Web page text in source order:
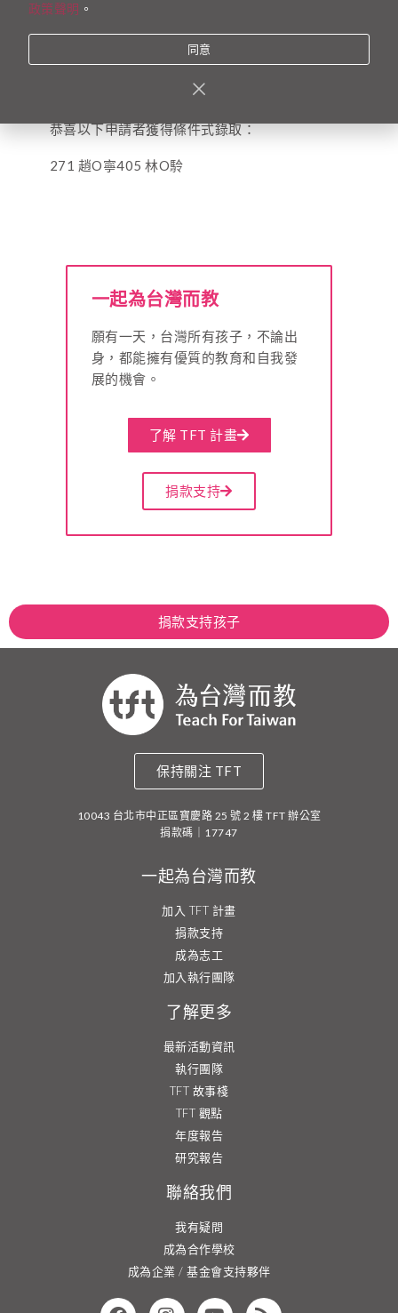
455 鄭O倫
恭喜以下申請者獲得條件式錄取：
271 趙O寧405 林O駖
一起為台灣而教
願有一天，台灣所有孩子，不論出
身，都能擁有優質的教育和自我發
展的機會。
了解 TFT 計畫
捐款支持
捐款支持孩子
保持關注 TFT
10043 台北市中正區寶慶路 25 號 2 樓 TFT 辦公室
捐款碼｜17747
一起為台灣而教
加入 TFT 計畫
捐款支持
成為志工
加入執行團隊
了解更多
最新活動資訊
執行團隊
TFT 故事棧
TFT 觀點
年度報告
研究報告
聯絡我們
我有疑問
成為合作學校
成為企業 / 基金會支持夥伴
政策聲明 。
同意